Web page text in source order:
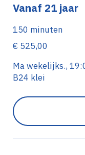
Vanaf 21 jaar
150 minuten
€ 525,00
Ma wekelijks.,
B24 klei